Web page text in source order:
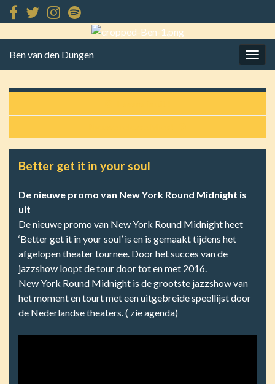
Ben van den Dungen
Better get it in your soul
De nieuwe promo van New York Round Midnight is
uit
De nieuwe promo van New York Round Midnight heet
‘Better get it in your soul’ is en is gemaakt tijdens het
afgelopen theater tournee. Door het succes van de
jazzshow loopt de tour door tot en met 2016.
New York Round Midnight is de grootste jazzshow van
het moment en tourt met een uitgebreide speellijst door
de Nederlandse theaters. ( zie agenda)